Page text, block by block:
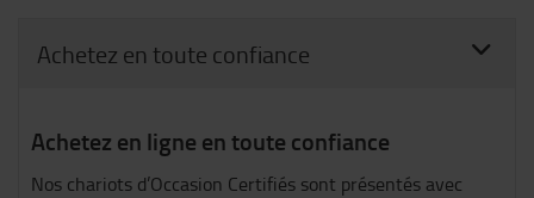
Achetez en toute confiance
Achetez en ligne en toute confiance
Nos chariots d’Occasion Certifiés sont présentés avec